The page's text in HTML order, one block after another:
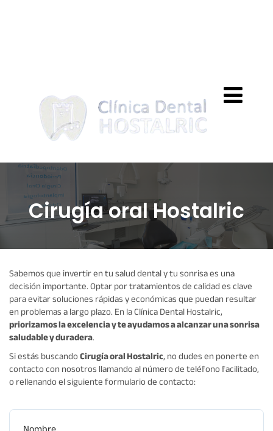
Cirugía oral Hostalric
Sabemos que invertir en tu salud dental y tu sonrisa es una
decisión importante. Optar por tratamientos de calidad es clave
para evitar soluciones rápidas y económicas que puedan resultar
en problemas a largo plazo. En la Clínica Dental Hostalric,
priorizamos la excelencia y te ayudamos a alcanzar una sonrisa
saludable y duradera.
Si estás buscandoCirugía oral Hostalric, no dudes en ponerte en
contacto con nosotros llamando al número de teléfono facilitado,
o rellenando el siguiente formulario de contacto: